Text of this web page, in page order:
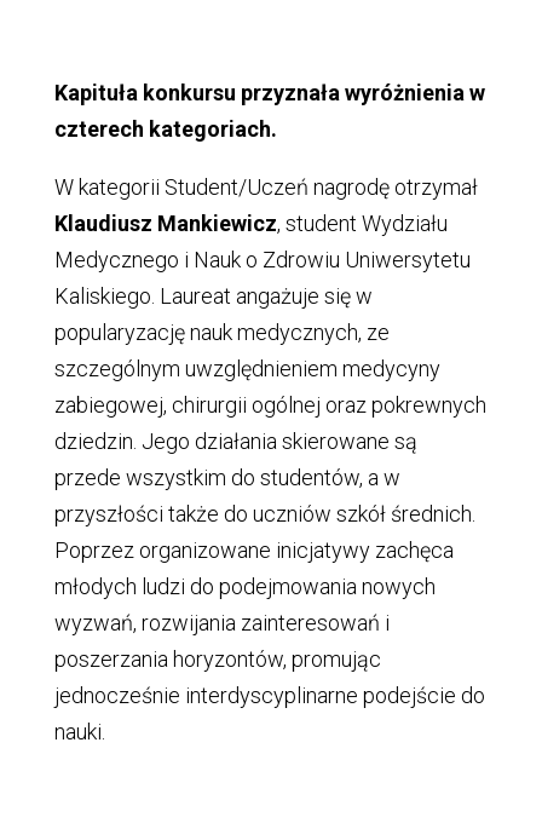
Kapituła konkursu przyznała wyróżnienia w
czterech kategoriach.
W kategorii Student/Uczeń nagrodę otrzymał
Klaudiusz Mankiewicz, student Wydziału
Medycznego i Nauk o Zdrowiu Uniwersytetu
Kaliskiego. Laureat angażuje się w
popularyzację nauk medycznych, ze
szczególnym uwzględnieniem medycyny
zabiegowej, chirurgii ogólnej oraz pokrewnych
dziedzin. Jego działania skierowane są
przede wszystkim do studentów, a w
przyszłości także do uczniów szkół średnich.
Poprzez organizowane inicjatywy zachęca
młodych ludzi do podejmowania nowych
wyzwań, rozwijania zainteresowań i
poszerzania horyzontów, promując
jednocześnie interdyscyplinarne podejście do
nauki.